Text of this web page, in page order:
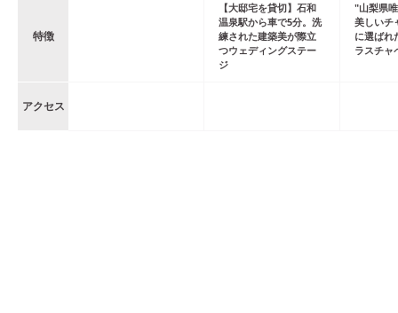
特徴
【大邸宅を貸切】石和
温泉駅から車で5分。洗
練された建築美が際立
つウェディングステー
ジ
"山梨県
美しいチ
に選ばれ
ラスチャ
アクセス